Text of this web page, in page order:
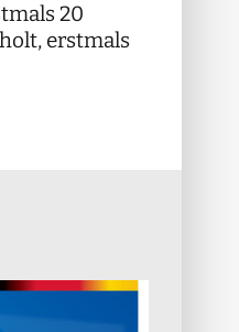
20
erstmals